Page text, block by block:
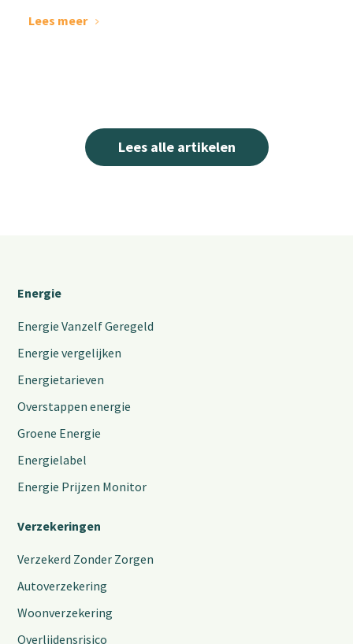
Lees meer
Lees alle artikelen
Energie
Energie Vanzelf Geregeld
Energie vergelijken
Energietarieven
Overstappen energie
Groene Energie
Energielabel
Energie Prijzen Monitor
Verzekeringen
Verzekerd Zonder Zorgen
Autoverzekering
Woonverzekering
Overlijdensrisico